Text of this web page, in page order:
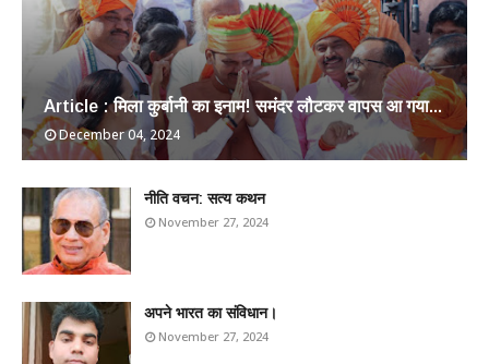
Article : मिला कुर्बानी का इनाम! समंदर लौटकर वापस आ गया...
December 04, 2024
​नीति वचन: सत्य कथन
November 27, 2024
अपने भारत का संविधान।
November 27, 2024